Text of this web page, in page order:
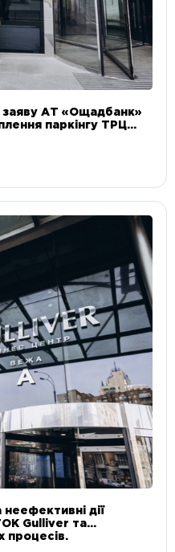
заяву АТ «Ощадбанк»
паркінгу ТРЦ
дії
Gulliver та
процесів.